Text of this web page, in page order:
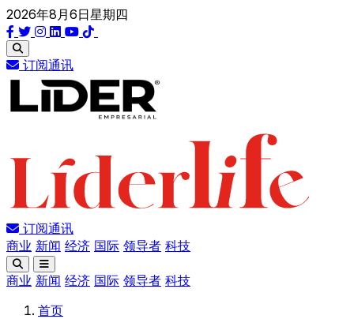
2026年8月6日星期四
订阅通讯
订阅通讯
商业 新闻 经济 国际 领导者 科技
商业 新闻 经济 国际 领导者 科技
首页